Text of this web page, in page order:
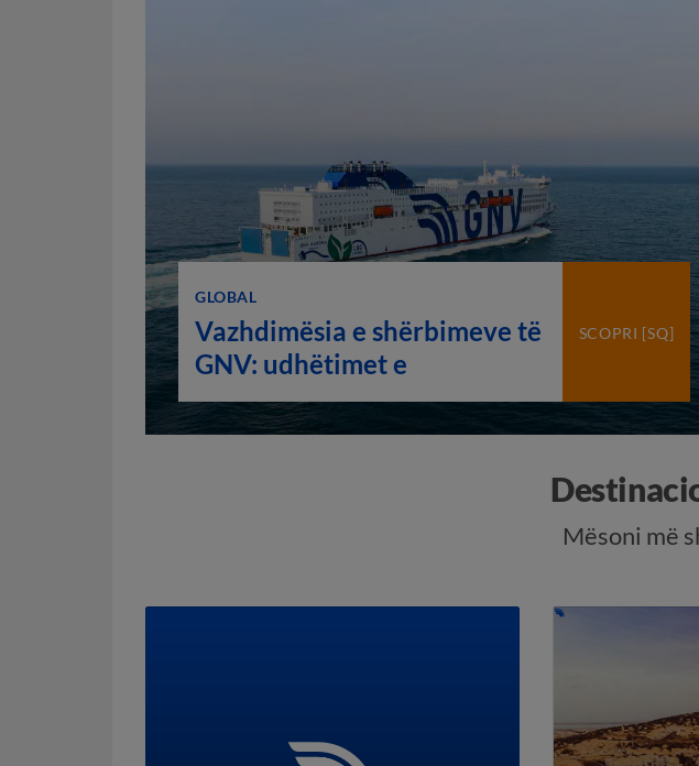
GLOBAL
Vazhdimësia e shërbimeve të
GNV: udhëtimet e
konfirmuara për të gjithë
sezonin veror
SCOPRI [SQ]
Mësoni më